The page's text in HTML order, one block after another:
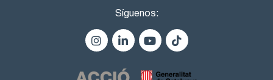
Síguenos: